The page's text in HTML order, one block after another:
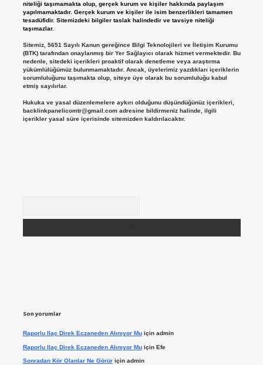
niteliği taşımamakta olup, gerçek kurum ve kişiler hakkında paylaşım
yapılmamaktadır. Gerçek kurum ve kişiler ile isim benzerlikleri tamamen
tesadüfidir. Sitemizdeki bilgiler taslak halindedir ve tavsiye niteliği
taşımazlar.
Sitemiz, 5651 Sayılı Kanun gereğince Bilgi Teknolojileri ve İletişim Kurumu
(BTK) tarafından onaylanmış bir Yer Sağlayıcı olarak hizmet vermektedir. Bu
nedenle, sitedeki içerikleri proaktif olarak denetleme veya araştırma
yükümlülüğümüz bulunmamaktadır. Ancak, üyelerimiz yazdıkları içeriklerin
sorumluluğunu taşımakta olup, siteye üye olarak bu sorumluluğu kabul
etmiş sayılırlar.
Hukuka ve yasal düzenlemelere aykırı olduğunu düşündüğünüz içerikleri,
backlinkpanelicomtr@gmail.comadresine bildirmeniz halinde, ilgili
içerikler yasal süre içerisinde sitemizden kaldırılacaktır.
Son yorumlar
Raporlu Ilaç Direk Eczaneden Alınıyor Muiçin admin
Raporlu Ilaç Direk Eczaneden Alınıyor Muiçin Efe
Sonradan Kör Olanlar Ne Görüriçin admin